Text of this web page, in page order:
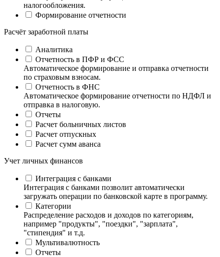
налогообложения.
Формирование отчетности
Расчёт заработной платы
Аналитика
Отчетность в ПФР и ФСС
Автоматическое формирование и отправка отчетности
по страховым взносам.
Отчетность в ФНС
Автоматическое формирование отчетности по НДФЛ и
отправка в налоговую.
Отчеты
Расчет больничных листов
Расчет отпускных
Расчет сумм аванса
Учет личных финансов
Интеграция с банками
Интеграция с банками позволит автоматически
загружать операции по банковской карте в программу.
Категории
Распределение расходов и доходов по категориям,
например "продукты", "поездки", "зарплата",
"стипендия" и т.д.
Мультивалютность
Отчеты